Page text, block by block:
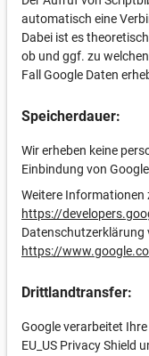
automatisch eine
Dabei ist es
ob und ggf. zu
Fall Google Daten
Speicherdauer:
Wir erheben keine
Einbindung von
Weitere Informationen
https://
Datenschutzerklärung
https://
Drittlandtransfer:
Google verarbeitet
EU_US Privacy Shield